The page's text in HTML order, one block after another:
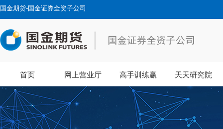
国金期货-国金证券全资子公司
首页 网上营业厅 高手训练赢 天天研究院